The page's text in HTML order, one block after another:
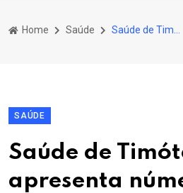
Home Saúde
SAÚDE
Saúde de
apresenta